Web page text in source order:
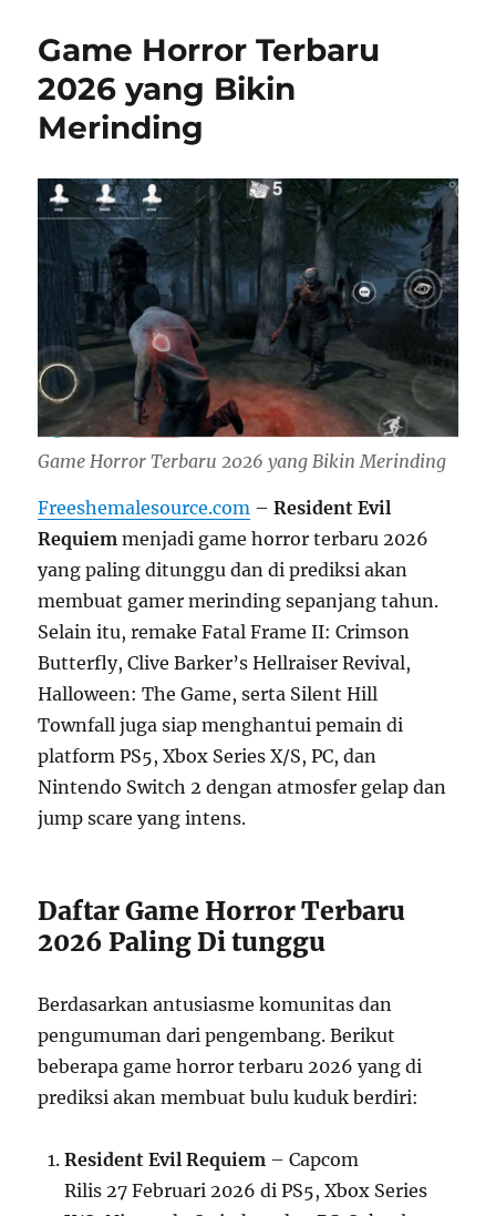
Game Horror Terbaru
2026 yang Bikin
Merinding
Game Horror Terbaru 2026 yang Bikin Merinding
Freeshemalesource.com –Resident Evil
Requiem menjadi game horror terbaru 2026
yang paling ditunggu dan di prediksi akan
membuat gamer merinding sepanjang tahun.
Selain itu, remake Fatal Frame II: Crimson
Butterfly, Clive Barker’s Hellraiser Revival,
Halloween: The Game, serta Silent Hill
Townfall juga siap menghantui pemain di
platform PS5, Xbox Series X/S, PC, dan
Nintendo Switch 2 dengan atmosfer gelap dan
jump scare yang intens.
Daftar Game Horror Terbaru
2026 Paling Di tunggu
Berdasarkan antusiasme komunitas dan
pengumuman dari pengembang. Berikut
beberapa game horror terbaru 2026 yang di
prediksi akan membuat bulu kuduk berdiri:
Resident Evil Requiem – Capcom
Rilis 27 Februari 2026 di PS5, Xbox Series